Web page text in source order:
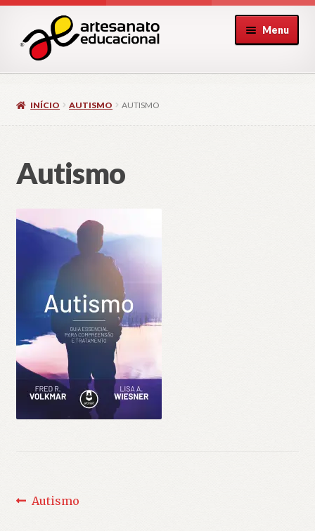
para
navegação
para
conteúdo
Menu
INÍCIO AUTISMO AUTISMO
Autismo
Navegação
Post
Autismo